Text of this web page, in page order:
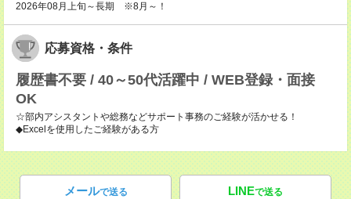
2026年08月上旬～長期 ※8月～！
応募資格・条件
履歴書不要 / 40～50代活躍中 / WEB登録・面接
OK
☆部内アシスタントや総務などサポート事務のご経験が活かせる！
◆Excelを使用したご経験がある方
メールで送る LINEで送る